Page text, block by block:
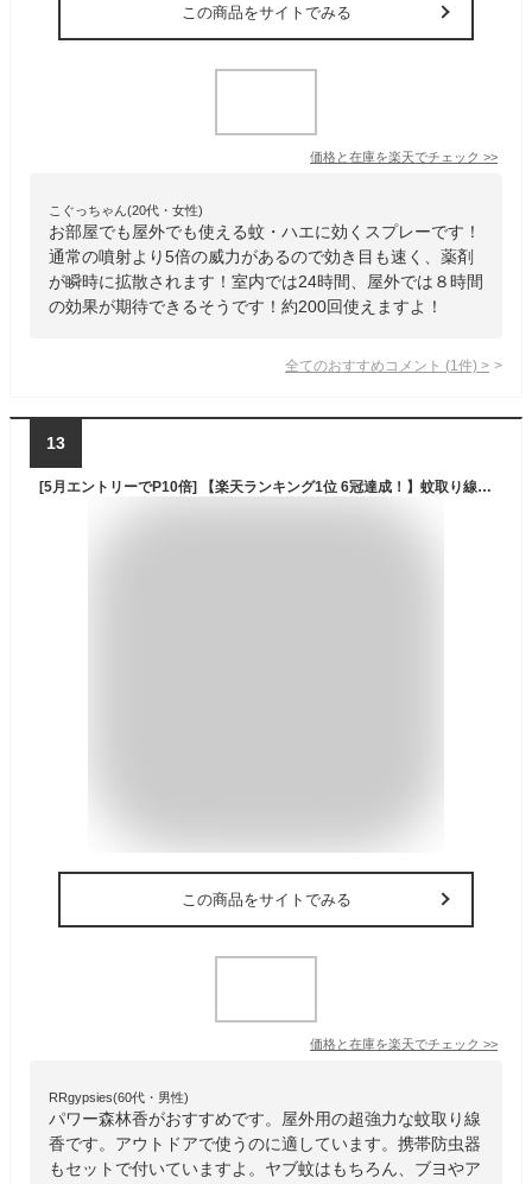
この商品をサイトでみる
価格と在庫を楽天でチェック >>
こぐっちゃん(20代・女性)
お部屋でも屋外でも使える蚊・ハエに効くスプレーです！
通常の噴射より5倍の威力があるので効き目も速く、薬剤
が瞬時に拡散されます！室内では24時間、屋外では８時間
の効果が期待できるそうです！約200回使えますよ！
全てのおすすめコメント (1 件) >
13
[5月エントリーでP10倍] 【楽天ランキング1位 6冠達成！】蚊取り線香 煙の量が違う!! 児玉商会 パワー森林香30巻(赤箱) & 携帯防虫器 セット 釣り フィッシング 山歩き ハイキング 農作業 園芸 ガーデニング 野営 虫よけ 虫除け ブヨ ブユ アブ ヤブ蚊 登山 合
この商品をサイトでみる
価格と在庫を楽天でチェック >>
RRgypsies(60代・男性)
パワー森林香がおすすめです。屋外用の超強力な蚊取り線
香です。アウトドアで使うのに適しています。携帯防虫器
もセットで付いていますよ。ヤブ蚊はもちろん、ブヨやア